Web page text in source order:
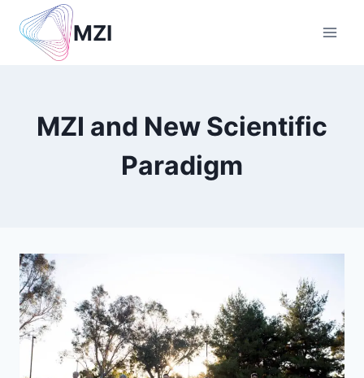
content
MZI
MZI and New Scientific
Paradigm